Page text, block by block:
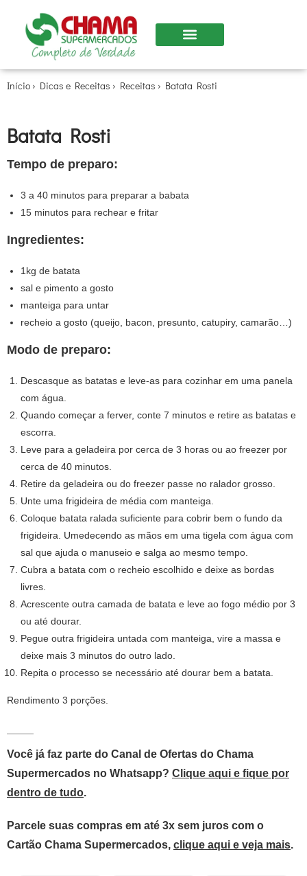
Início › Dicas e Receitas › Receitas › Batata Rosti
Batata Rosti
Tempo de preparo:
3 a 40 minutos para preparar a babata
15 minutos para rechear e fritar
Ingredientes:
1kg de batata
sal e pimento a gosto
manteiga para untar
recheio a gosto (queijo, bacon, presunto, catupiry, camarão…)
Modo de preparo:
Descasque as batatas e leve-as para cozinhar em uma panela
com água.
Quando começar a ferver, conte 7 minutos e retire as batatas e
escorra.
Leve para a geladeira por cerca de 3 horas ou ao freezer por
cerca de 40 minutos.
Retire da geladeira ou do freezer passe no ralador grosso.
Unte uma frigideira de média com manteiga.
Coloque batata ralada suficiente para cobrir bem o fundo da
frigideira. Umedecendo as mãos em uma tigela com água com
sal que ajuda o manuseio e salga ao mesmo tempo.
Cubra a batata com o recheio escolhido e deixe as bordas
livres.
Acrescente outra camada de batata e leve ao fogo médio por 3
ou até dourar.
Pegue outra frigideira untada com manteiga, vire a massa e
deixe mais 3 minutos do outro lado.
Repita o processo se necessário até dourar bem a batata.
Rendimento 3 porções.
Você já faz parte do Canal de Ofertas do Chama
Supermercados no Whatsapp? Clique aqui e fique por
dentro de tudo.
Parcele suas compras em até 3x sem juros com o
Cartão Chama Supermercados, clique aqui e veja mais.